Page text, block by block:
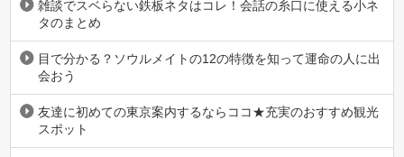
雑談でスベらない鉄板ネタはコレ！会話の糸口に使える小ネ
タのまとめ
目で分かる？ソウルメイトの12の特徴を知って運命の人に出
会おう
友達に初めての東京案内するならココ★充実のおすすめ観光
スポット